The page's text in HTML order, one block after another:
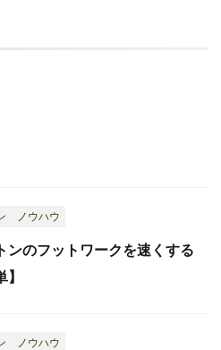
ノウハウ
ンのフットワークを速くする
ノウハウ